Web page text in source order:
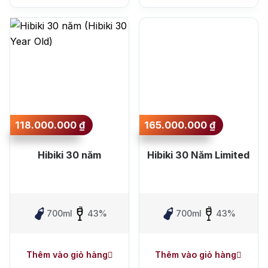
Single Malt Scotch Whisky
Chivas Macallan Hibiki
Johnnie Walker Singleton
+ Ưu đãi giữa năm: Ngập tràn quà
118.000.000₫
Hibiki 30 năm
700ml 43%
Thêm vào giỏ hàng
165.000.000₫
Hibiki 30 Năm Limited
700ml 43%
Thêm vào giỏ hàng